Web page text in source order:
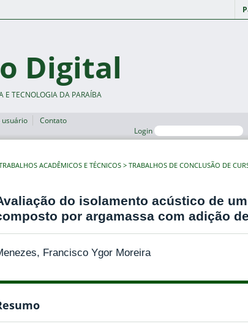
Digital
E TECNOLOGIA DA PARAÍBA
usuário
Contato
Login
ACADÊMICOS E TÉCNICOS TRABALHOS DE CONCLUSÃO DE
do isolamento acústico de
por argamassa com adição
Francisco Ygor Moreira